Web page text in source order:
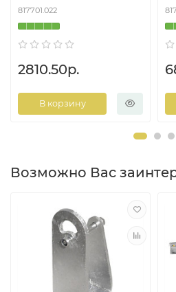
817701.022
2810.50р.
В корзину
Возможно Вас